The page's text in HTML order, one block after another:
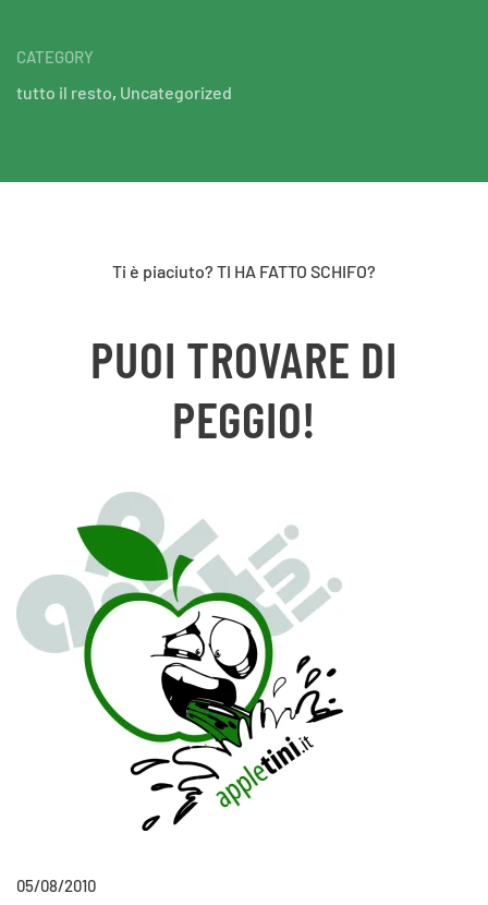
CATEGORY
tutto il resto, Uncategorized
Ti è piaciuto? TI HA FATTO SCHIFO?
PUOI TROVARE DI
PEGGIO!
05/08/2010